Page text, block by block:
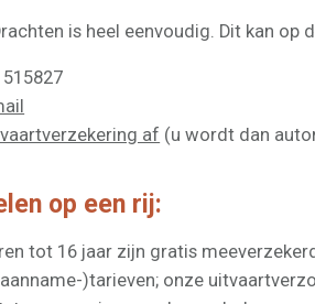
is heel eenvoudig. Dit kan op
af (u wordt dan
op een rij:
tot 16 jaar zijn gratis
)tarieven; onze